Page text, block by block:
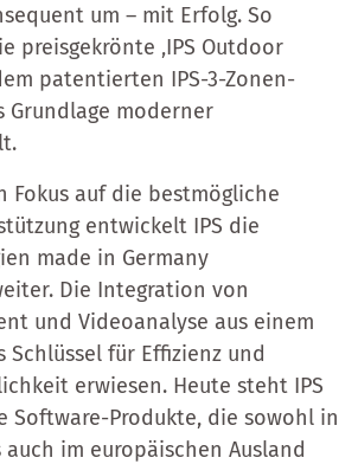
um – mit Erfolg. So
preisgekrönte ‚IPS Outdoor
patentierten IPS-3-Zonen-
Grundlage moderner
Fokus auf die bestmögliche
entwickelt IPS die
made in Germany
Die Integration von
und Videoanalyse aus einem
Schlüssel für Effizienz und
erwiesen. Heute steht IPS
Software-Produkte, die sowohl in
im europäischen Ausland